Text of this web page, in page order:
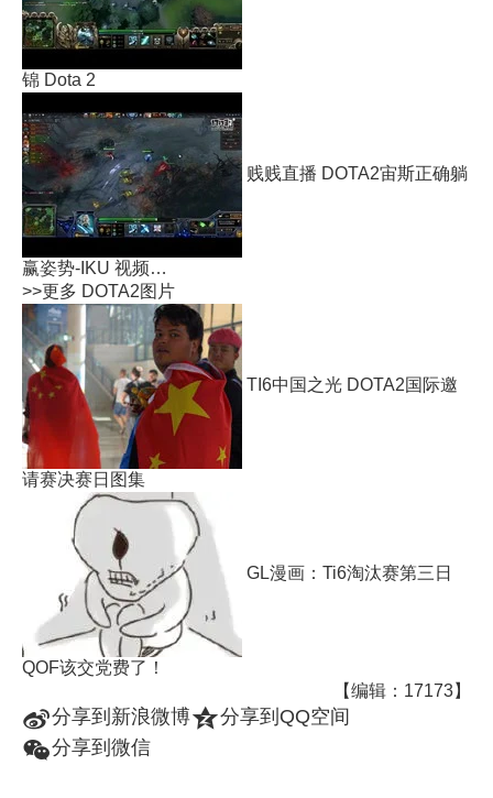
锦 Dota 2
贱贱直播 DOTA2宙斯正确躺
赢姿势-IKU 视频…
>>更多 DOTA2图片
TI6中国之光 DOTA2国际邀
请赛决赛日图集
GL漫画：Ti6淘汰赛第三日
QOF该交党费了！
【编辑：17173】
t分享到新浪微博z分享到QQ空间
w分享到微信